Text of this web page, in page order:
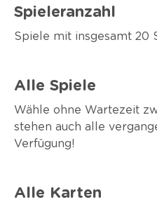
Spieleranzahl
Spiele mit insgesamt 20
Alle Spiele
Wähle ohne Wartezeit
stehen auch alle
Verfügung!
Alle Karten